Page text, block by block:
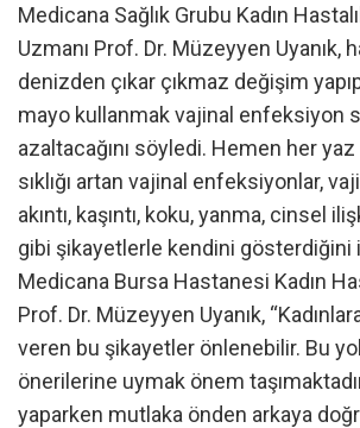
Medicana Sağlık Grubu Kadın
Uzmanı Prof. Dr. Müzeyyen Uyanık,
denizden çıkar çıkmaz değişim
mayo kullanmak vajinal enfeksiyon
azaltacağını söyledi. Hemen her
sıklığı artan vajinal enfeksiyonlar,
akıntı, kaşıntı, koku, yanma, cinsel
gibi şikayetlerle kendini gösterdiğini
Medicana Bursa Hastanesi Kadın
Prof. Dr. Müzeyyen Uyanık,
veren bu şikayetler önlenebilir. Bu
önerilerine uymak önem
yaparken mutlaka önden arkaya